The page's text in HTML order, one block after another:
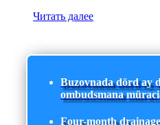
Читать далее
Buzovnada dörd ay
ombudsmana
Four-month